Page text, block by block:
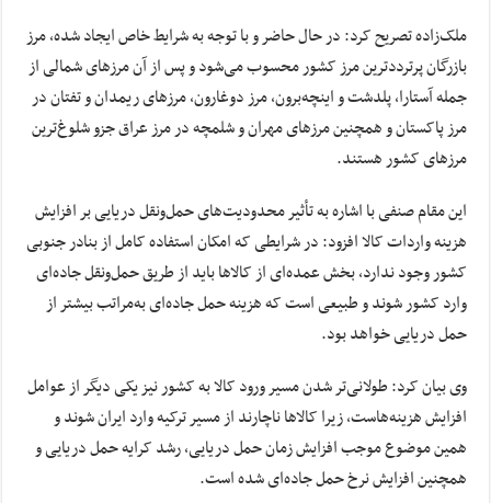
ملک‌زاده تصریح کرد: در حال حاضر و با توجه به شرایط خاص ایجاد شده، مرز
بازرگان پرترددترین مرز کشور محسوب می‌شود و پس از آن مرزهای شمالی از
جمله آستارا، پلدشت و اینچه‌برون، مرز دوغارون، مرزهای ریمدان و تفتان در
مرز پاکستان و همچنین مرزهای مهران و شلمچه در مرز عراق جزو شلوغ‌ترین
مرزهای کشور هستند.
این مقام صنفی با اشاره به تأثیر محدودیت‌های حمل‌ونقل دریایی بر افزایش
هزینه واردات کالا افزود: در شرایطی که امکان استفاده کامل از بنادر جنوبی
کشور وجود ندارد، بخش عمده‌ای از کالاها باید از طریق حمل‌ونقل جاده‌ای
وارد کشور شوند و طبیعی است که هزینه حمل جاده‌ای به‌مراتب بیشتر از
حمل دریایی خواهد بود.
وی بیان کرد: طولانی‌تر شدن مسیر ورود کالا به کشور نیز یکی دیگر از عوامل
افزایش هزینه‌هاست، زیرا کالاها ناچارند از مسیر ترکیه وارد ایران شوند و
همین موضوع موجب افزایش زمان حمل دریایی، رشد کرایه حمل دریایی و
همچنین افزایش نرخ حمل جاده‌ای شده است.